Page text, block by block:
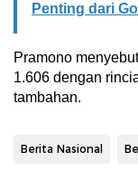
Penting dari
Pramono
1.606 dengan
tambahan.
Berita Nasional